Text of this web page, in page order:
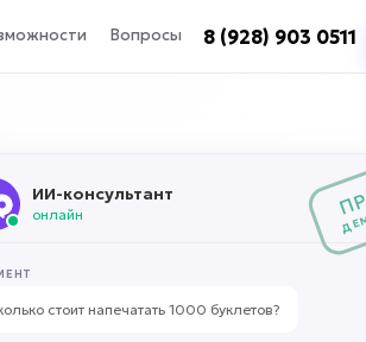
Вопросы 8 (928) 903 0511
ИИ-консультант
онлайн
стоит напечатать 1000 буклетов?